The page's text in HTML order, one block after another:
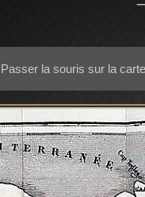
Passer la souris sur la